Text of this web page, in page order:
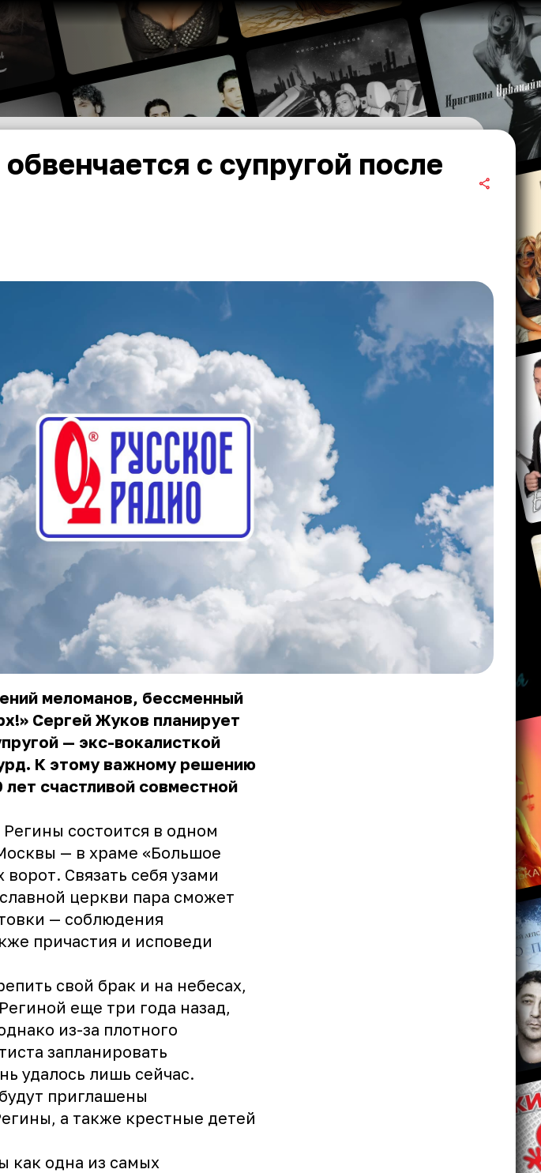
с супругой после
меломанов, бессменный
Сергей Жуков планирует
— экс-вокалисткой
К этому важному решению
счастливой совместной
состоится в одном
— в храме «Большое
Связать себя узами
церкви пара сможет
— соблюдения
причастия и исповеди
свой брак и на небесах,
еще три года назад,
из-за плотного
запланировать
удалось лишь сейчас.
приглашены
а также крестные детей
как одна из самых